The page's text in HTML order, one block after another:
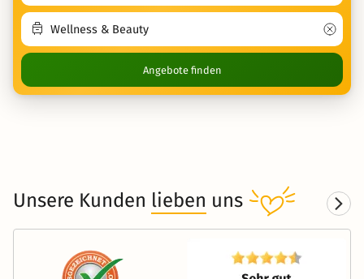
Angebote finden
Unsere Kunden lieben uns